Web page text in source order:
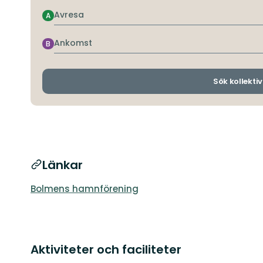
Avresa
A
Ankomst
B
Sök
Länkar
Bolmens hamnförening
Aktiviteter och faciliteter